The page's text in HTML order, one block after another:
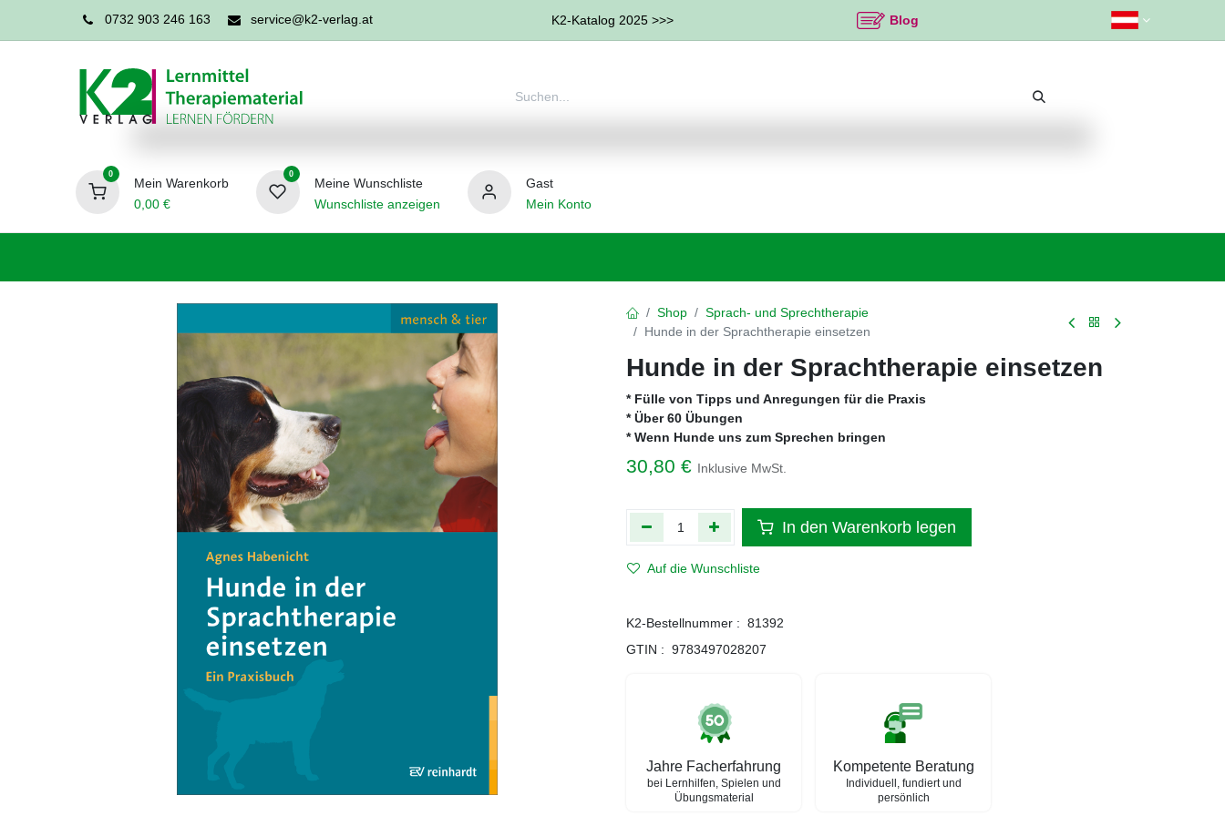
0732 903 246 163 service@k2-verlag.at K2-Katalog 2025 >>> Blog
0
Mein Warenkorb
0,00€
0
Meine Wunschliste
Wunschliste anzeigen
Gast
Mein Konto
Shop
Sprach- und Sprechtherapie
Hunde in der Sprachtherapie einsetzen
Hunde in der Sprachtherapie einsetzen
* Fülle von Tipps und Anregungen für die Praxis
* Über 60 Übungen
* Wenn Hunde uns zum Sprechen bringen
30,80 € Inklusive MwSt.
In den Warenkorb legen
Auf die Wunschliste
K2-Bestellnummer : 81392
GTIN : 9783497028207
Jahre Facherfahrung
bei Lernhilfen, Spielen und
Übungsmaterial
Kompetente Beratung
Individuell, fundiert und
persönlich